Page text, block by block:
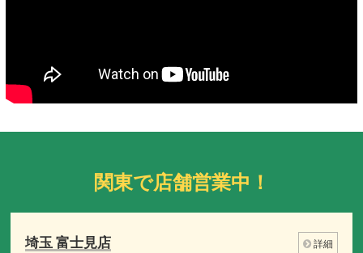
関東で店舗営業中！
埼玉 富士見店 詳細